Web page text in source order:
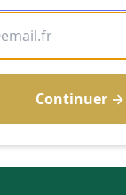
Continuer →